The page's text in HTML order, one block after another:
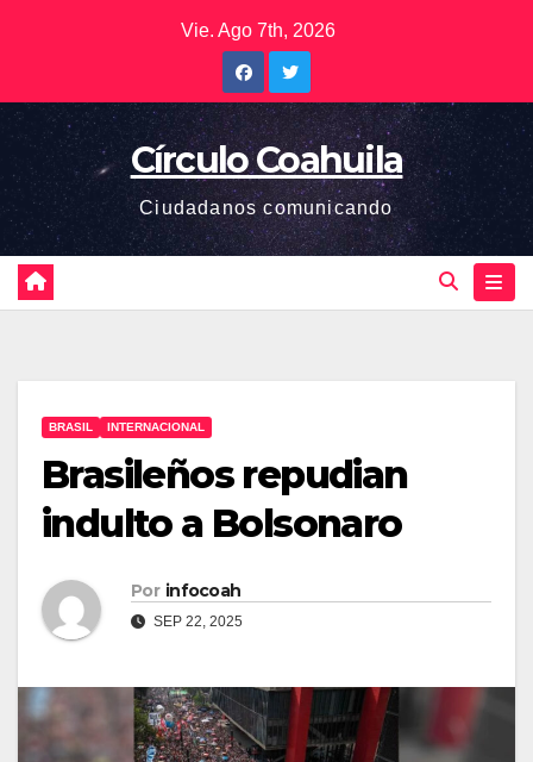
Vie. Ago 7th, 2026
Círculo Coahuila
Ciudadanos comunicando
BRASIL INTERNACIONAL
Brasileños repudian
indulto a Bolsonaro
Por infocoah
SEP 22, 2025